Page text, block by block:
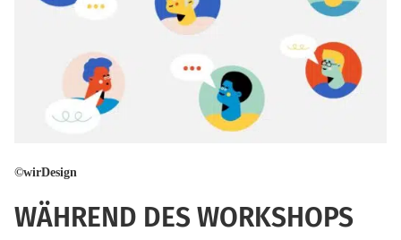
©wirDesign
WÄHREND DES WORKSHOPS